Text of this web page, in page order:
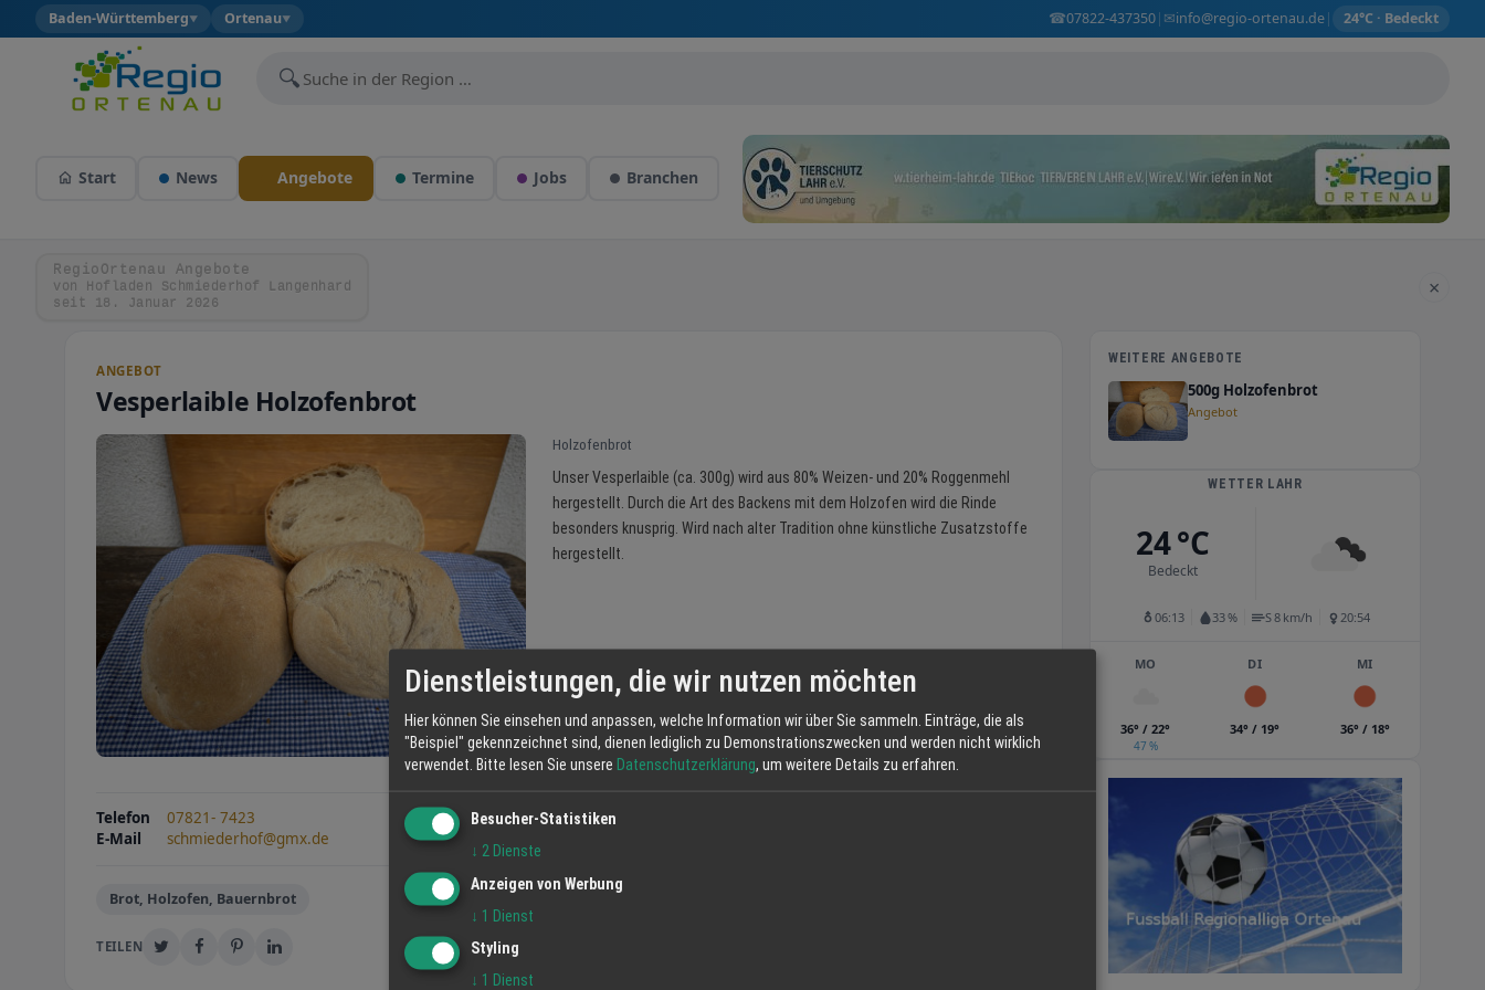
Baden-Württemberg▼ Ortenau▼ ☎07822-437350| ✉info@regio-ortenau.de| 24°C · Bedeckt
🔍
Start News Angebote Termine Jobs Branchen
RegioOrtenau Angebote
von Hofladen Schmiederhof Langenhard
seit 18. Januar 2026
×
ANGEBOT
Vesperlaible Holzofenbrot
Holzofenbrot
Unser Vesperlaible (ca. 300g) wird aus 80% Weizen- und 20% Roggenmehl
hergestellt. Durch die Art des Backens mit dem Holzofen wird die Rinde
besonders knusprig. Wird nach alter Tradition ohne künstliche Zusatzstoffe
hergestellt.
Telefon
07821- 7423
E-Mail
schmiederhof@gmx.de
Brot, Holzofen, Bauernbrot
TEILEN
WEITERE ANGEBOTE
500g Holzofenbrot
Angebot
WETTER LAHR
24 °C
Bedeckt
06:13 33 % S 8 km/h 20:54
MO
36° / 22°
47 %
DI
34° / 19°
MI
36° / 18°
Dienstleistungen, die wir nutzen möchten
Hier können Sie einsehen und anpassen, welche Information wir über Sie sammeln. Einträge, die als
"Beispiel" gekennzeichnet sind, dienen lediglich zu Demonstrationszwecken und werden nicht wirklich
verwendet. Bitte lesen Sie unsere Datenschutzerklärung, um weitere Details zu erfahren.
Besucher-Statistiken
↓ 2 Dienste
Anzeigen von Werbung
↓ 1 Dienst
Styling
↓ 1 Dienst